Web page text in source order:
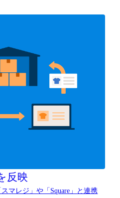
反映
マレジ」や「Square」と連携